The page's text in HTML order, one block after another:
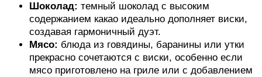
Шоколад: темный шоколад с высоким
содержанием какао идеально дополняет виски,
создавая гармоничный дуэт.
Мясо: блюда из говядины, баранины или утки
прекрасно сочетаются с виски, особенно если
мясо приготовлено на гриле или с добавлением